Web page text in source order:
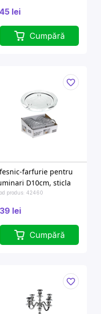
45 lei
Cumpără
farfurie pentru
D10сm, sticla
produs: 42460
39 lei
Cumpără